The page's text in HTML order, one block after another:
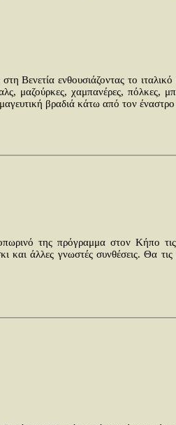
Βενετία ενθουσιάζοντας το
μαζούρκες, χαμπανέρες, πόλκες,
βραδιά κάτω από τον έναστρο
της πρόγραμμα στον Κήπο τις
και άλλες γνωστές συνθέσεις. Θα